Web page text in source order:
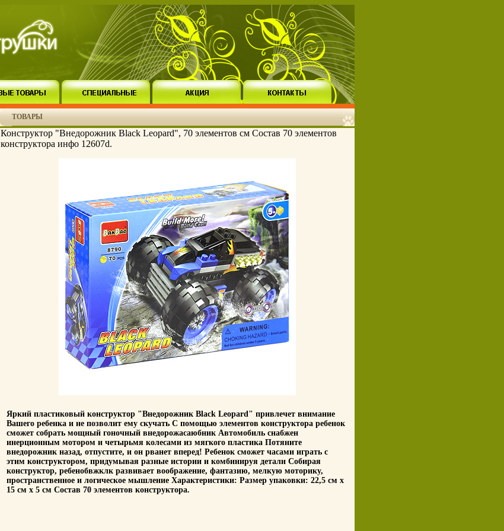
ТОВАРЫ
Конструктор "Внедорожник Black Leopard", 70 элементов см Состав 70 элементов
конструктора инфо 12607d.
Яркий пластиковый конструктор "Внедорожник Black Leopard" привлечет внимание
Вашего ребенка и не позволит ему скучать С помощью элементов конструктора ребенок
сможет собрать мощный гоночный внедорожасаюбник Автомобиль снабжен
инерционным мотором и четырьмя колесами из мягкого пластика Потяните
внедорожник назад, отпустите, и он рванет вперед! Ребенок сможет часами играть с
этим конструктором, придумывая разные истории и комбинируя детали Собирая
конструктор, ребенобвжклк развивает воображение, фантазию, мелкую моторику,
пространственное и логическое мышление Характеристики: Размер упаковки: 22,5 см х
15 см х 5 см Состав 70 элементов конструктора.